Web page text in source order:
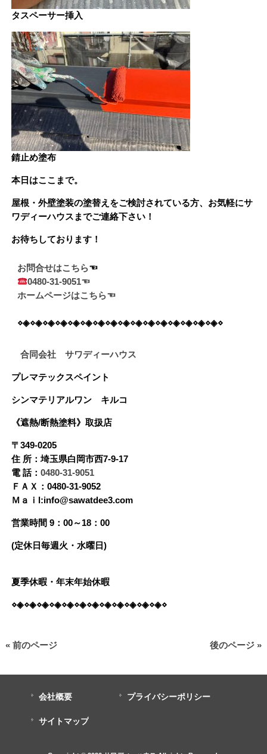
タスペーサー挿入
錆止め塗布
本日はここまで。
屋根・外壁塗装の塗替えをご検討されている方、お気軽にサ
ワディーハウスまでご連絡下さい！
お待ちしております！
お問合せはこちら
0480-31-9051☜
ホームページはこちら☜
⋄◈⋄◈⋄◈⋄◈⋄◈⋄◈⋄◈⋄◈⋄◈⋄◈⋄◈⋄◈⋄◈⋄◈⋄◈⋄◈⋄
合同会社 サワディーハウス
プレマテックスペイント
シンマテリアルワン キルコ
《遮熱/断熱塗料》 取扱店
〒349-0205
住 所：埼玉県白岡市西7-9-17
電 話： 0480-31-9051
ＦＡＸ：0480-31-9052
Ｍａｉl:info@sawatdee3.com
営業時間 9：00～18：00
(定休日毎週火・水曜日)
夏季休暇・年末年始休暇
⋄◈⋄◈⋄◈⋄◈⋄◈⋄◈⋄◈⋄◈⋄◈⋄◈⋄◈⋄◈⋄
« 前のページ 後のページ »
会社概要 プライバシーポリシー
サイトマップ